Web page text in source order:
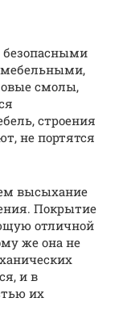
мебельными,
смолы,
строения
не портятся
высыхание
Покрытие
отличной
же она не
и в
их